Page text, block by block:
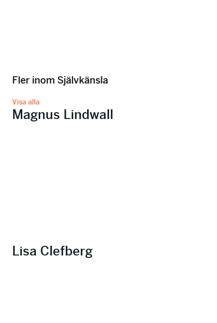
Fler inom Självkänsla
Visa alla
Magnus Lindwall
Lisa Clefberg